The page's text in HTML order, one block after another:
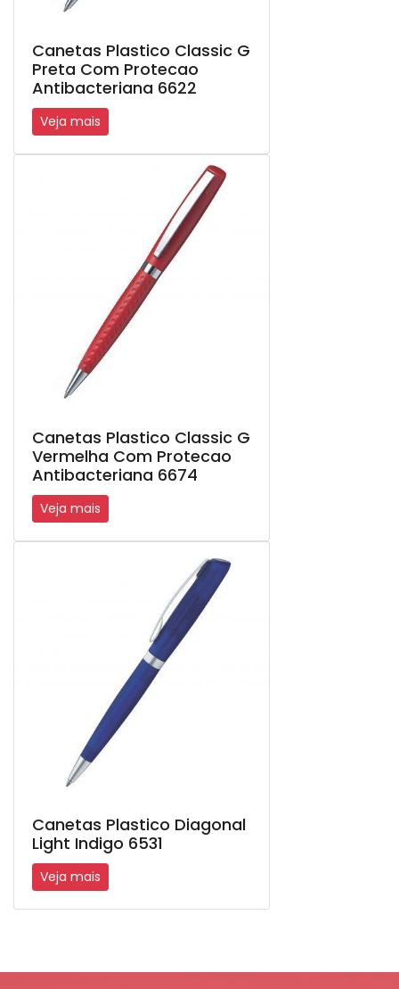
Canetas Plastico Classic G
Preta Com Protecao
Antibacteriana 6622
Veja mais
Canetas Plastico Classic G
Vermelha Com Protecao
Antibacteriana 6674
Veja mais
Canetas Plastico Diagonal
Light Indigo 6531
Veja mais